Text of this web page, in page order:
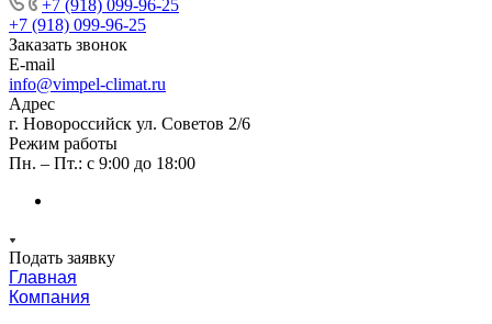
+7 (918) 099-96-25
+7 (918) 099-96-25
Заказать звонок
E-mail
info@vimpel-climat.ru
Адрес
г. Новороссийск ул. Советов 2/6
Режим работы
Пн. – Пт.: с 9:00 до 18:00
Подать заявку
Главная
Компания